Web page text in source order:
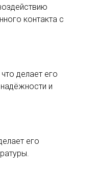
контакта с
делает его
и
его